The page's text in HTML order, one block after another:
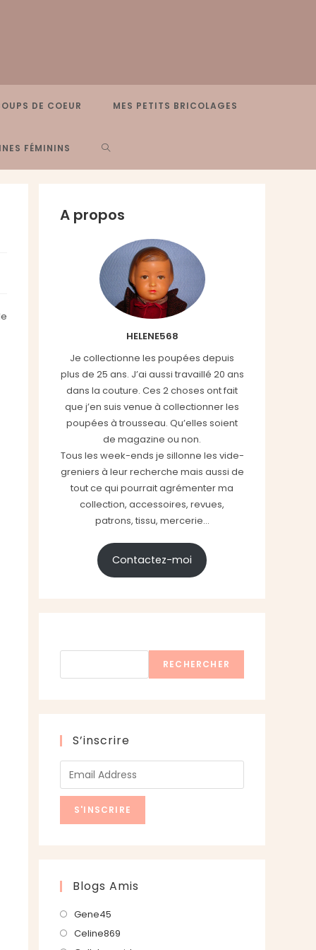
DE COEUR MES PETITS BRICOLAGES
FÉMININS TOGGLE
A propos
HELENE568
Je collectionne les poupées depuis
plus de 25 ans. J’ai aussi travaillé 20 ans
dans la couture. Ces 2 choses ont fait
que j’en suis venue à collectionner les
poupées à trousseau. Qu’elles soient
de magazine ou non.
Tous les week-ends je sillonne les vide-
greniers à leur recherche mais aussi de
tout ce qui pourrait agrémenter ma
collection, accessoires, revues,
patrons, tissu, mercerie...
Contactez-moi
RECHERCHER
S’inscrire
Blogs Amis
Gene45
dans
Celine869